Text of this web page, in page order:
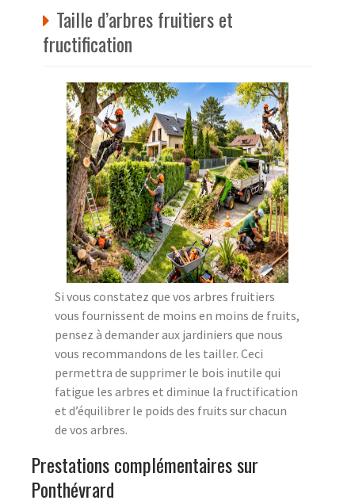
Taille d’arbres fruitiers et
fructification
Si vous constatez que vos arbres fruitiers
vous fournissent de moins en moins de fruits,
pensez à demander aux jardiniers que nous
vous recommandons de les tailler. Ceci
permettra de supprimer le bois inutile qui
fatigue les arbres et diminue la fructification
et d’équilibrer le poids des fruits sur chacun
de vos arbres.
Prestations complémentaires sur
Ponthévrard